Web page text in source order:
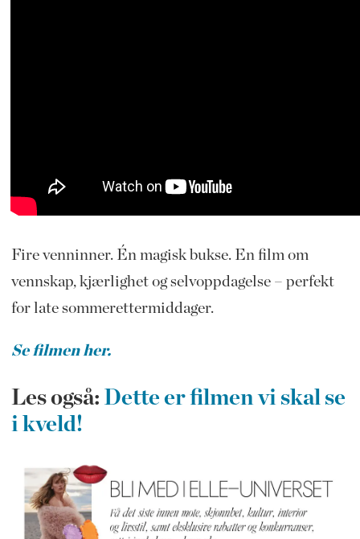
Fire venninner. Én magisk bukse. En film om
vennskap, kjærlighet og selvoppdagelse – perfekt
for late sommerettermiddager.
Se filmen her.
Les også: Dette er filmen vi skal se
i kveld!